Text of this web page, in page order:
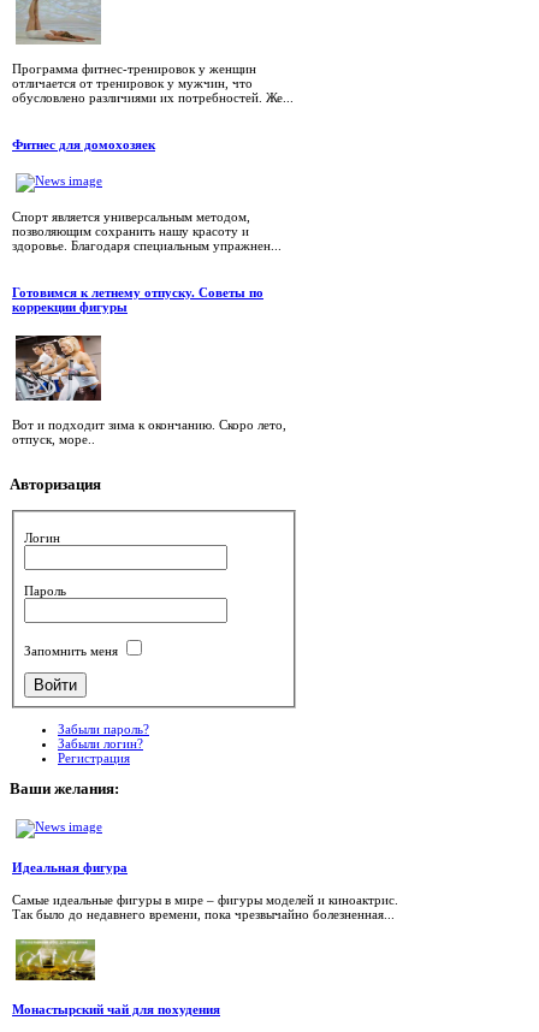
Программа фитнес-тренировок у женщин
отличается от тренировок у мужчин, что
обусловлено различиями их потребностей. Же...
Фитнес для домохозяек
Спорт является универсальным методом,
позволяющим сохранить нашу красоту и
здоровье. Благодаря специальным упражнен...
Готовимся к летнему отпуску. Советы по
коррекции фигуры
Вот и подходит зима к окончанию. Скоро лето,
отпуск, море..
Авторизация
Логин
Пароль
Запомнить меня
Забыли пароль?
Забыли логин?
Регистрация
Ваши желания:
Идеальная фигура
Самые идеальные фигуры в мире – фигуры моделей и киноактрис.
Так было до недавнего времени, пока чрезвычайно болезненная...
Монастырский чай для похудения